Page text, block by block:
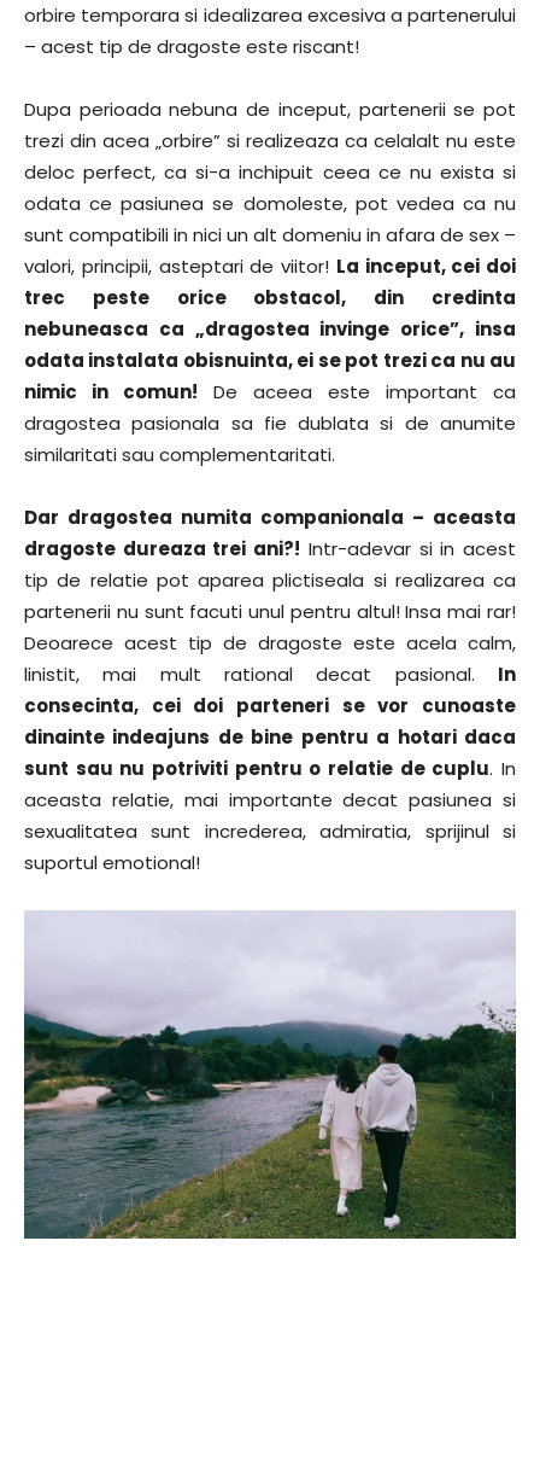
orbire temporara si idealizarea excesiva a partenerului
– acest tip de dragoste este riscant!
Dupa perioada nebuna de inceput, partenerii se pot
trezi din acea „orbire” si realizeaza ca celalalt nu este
deloc perfect, ca si-a inchipuit ceea ce nu exista si
odata ce pasiunea se domoleste, pot vedea ca nu
sunt compatibili in nici un alt domeniu in afara de sex –
valori, principii, asteptari de viitor! La inceput, cei doi
trec peste orice obstacol, din credinta
nebuneasca ca „dragostea invinge orice”, insa
odata instalata obisnuinta, ei se pot trezi ca nu au
nimic in comun! De aceea este important ca
dragostea pasionala sa fie dublata si de anumite
similaritati sau complementaritati.
Dar dragostea numita companionala – aceasta
dragoste dureaza trei ani?! Intr-adevar si in acest
tip de relatie pot aparea plictiseala si realizarea ca
partenerii nu sunt facuti unul pentru altul! Insa mai rar!
Deoarece acest tip de dragoste este acela calm,
linistit, mai mult rational decat pasional. In
consecinta, cei doi parteneri se vor cunoaste
dinainte indeajuns de bine pentru a hotari daca
sunt sau nu potriviti pentru o relatie de cuplu. In
aceasta relatie, mai importante decat pasiunea si
sexualitatea sunt increderea, admiratia, sprijinul si
suportul emotional!